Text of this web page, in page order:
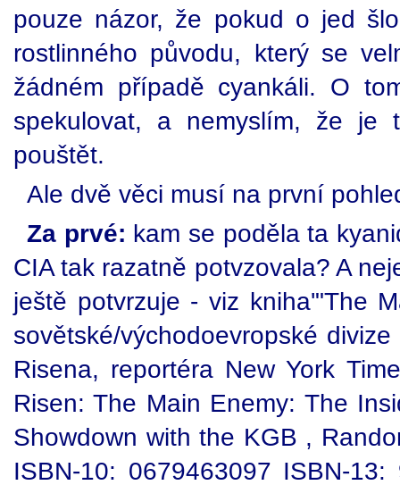
pouze názor, že pokud o jed
rostlinného původu, který se
žádném případě cyankáli. O
spekulovat, a nemyslím, že
pouštět.
Ale dvě věci musí na první
Za prvé: kam se poděla ta
CIA tak razatně potvzovala? A
ještě potvrzuje - viz kniha'"The
sovětské/východoevropské
Risena, reportéra New York
Risen: The Main Enemy: The
Showdown with the KGB ,
ISBN-10: 0679463097 ISBN-